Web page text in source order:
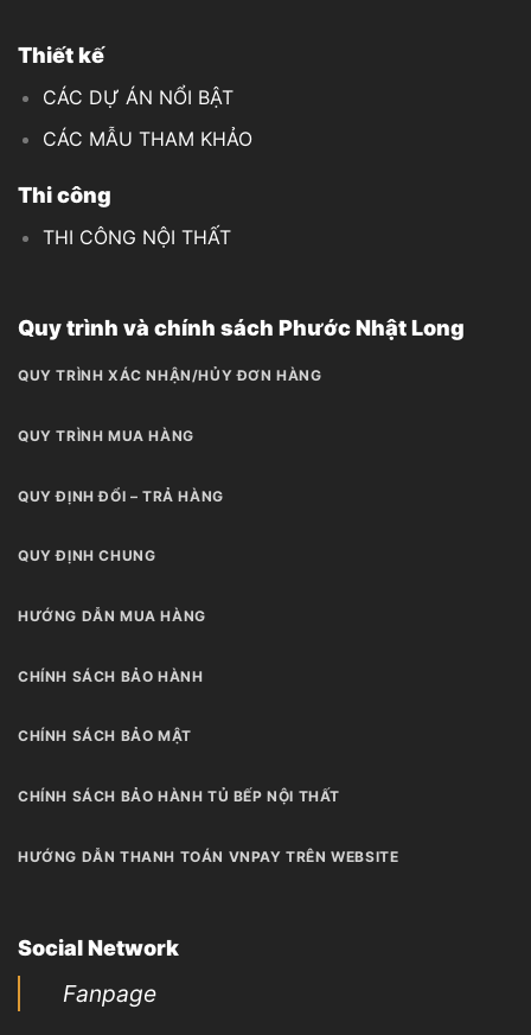
Thiết kế
CÁC DỰ ÁN NỔI BẬT
CÁC MẪU THAM KHẢO
Thi công
THI CÔNG NỘI THẤT
Quy trình và chính sách Phước Nhật Long
QUY TRÌNH XÁC NHẬN/HỦY ĐƠN HÀNG
QUY TRÌNH MUA HÀNG
QUY ĐỊNH ĐỔI – TRẢ HÀNG
QUY ĐỊNH CHUNG
HƯỚNG DẪN MUA HÀNG
CHÍNH SÁCH BẢO HÀNH
CHÍNH SÁCH BẢO MẬT
CHÍNH SÁCH BẢO HÀNH TỦ BẾP NỘI THẤT
HƯỚNG DẪN THANH TOÁN VNPAY TRÊN WEBSITE
Social Network
Fanpage